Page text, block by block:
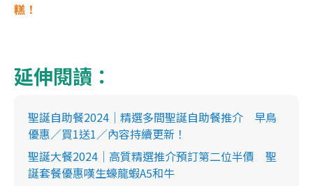
糕！
延伸閱讀：
聖誕自助餐2024｜精選多間聖誕自助餐推介 早鳥
優惠／買1送1／內容持續更新！
聖誕大餐2024｜高質精選推介預訂第二位半價 聖
誕套餐優惠嘆生蠔龍蝦A5和牛